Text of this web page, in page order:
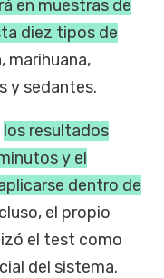
en muestras de
diez tipos de
marihuana,
y sedantes.
los resultados
y el
dentro de
el propio
el test como
del sistema.